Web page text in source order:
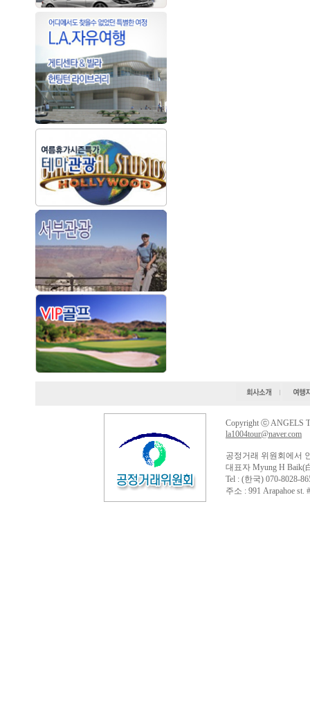
Copyright ⓒ ANGELS
la1004tour@naver.com
공정거래 위원회에서
대표자 Myung H Baik(
Tel : (한국) 070-8028-
주소 : 991 Arapahoe st.